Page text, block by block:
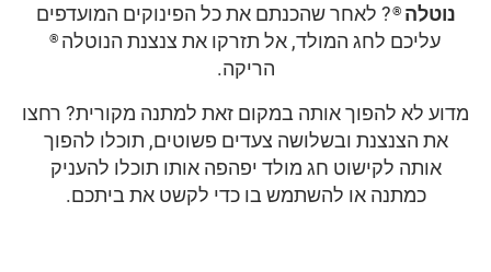
נוטלה ®? לאחר שהכנתם את כל הפינוקים המועדפים
עליכם לחג המולד, אל תזרקו את צנצנת הנוטלה ®
הריקה.
מדוע לא להפוך אותה במקום זאת למתנה מקורית? רחצו
את הצנצנת ובשלושה צעדים פשוטים, תוכלו להפוך
אותה לקישוט חג מולד יפהפה אותו תוכלו להעניק
כמתנה או להשתמש בו כדי לקשט את ביתכם.